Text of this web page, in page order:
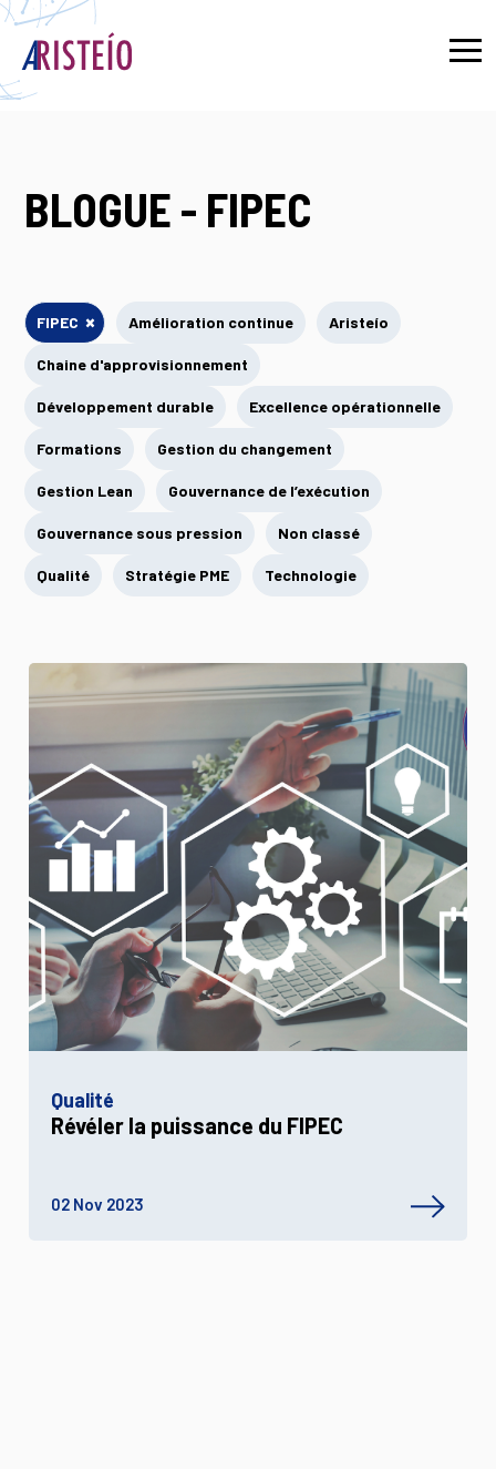
BLOGUE - FIPEC
FIPEC × Amélioration continue Aristeío
Chaine d'approvisionnement
Développement durable Excellence opérationnelle
Formations Gestion du changement
Gestion Lean Gouvernance de l’exécution
Gouvernance sous pression Non classé
Qualité Stratégie PME Technologie
Qualité
Révéler la puissance du FIPEC
02 Nov 2023